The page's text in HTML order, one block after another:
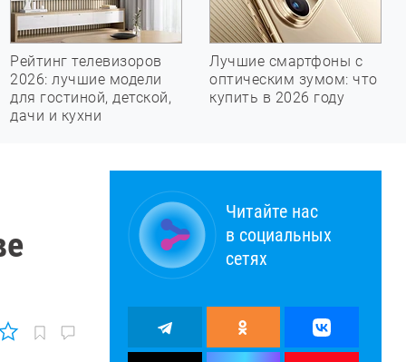
Рейтинг телевизоров
2026: лучшие модели
для гостиной, детской,
дачи и кухни
Лучшие смартфоны с
оптическим зумом: что
купить в 2026 году
Читайте нас
в социальных
сетях